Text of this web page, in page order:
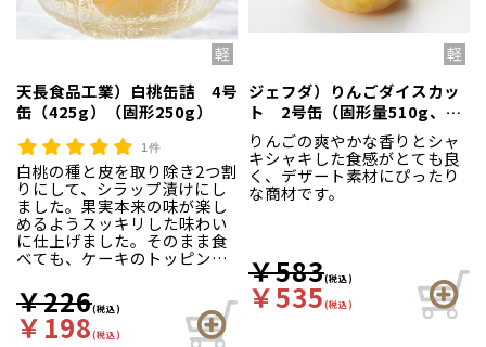
天長食品工業）白桃缶詰 4号
缶（425g）（固形250g）
1件
白桃の種と皮を取り除き2つ割
りにして、シラップ漬けにし
ました。果実本来の味が楽し
めるようスッキリした味わい
に仕上げました。そのまま食
べても、ケーキのトッピング
やすいイージーオープン缶。
￥226(税込)
￥198(税込)
ジェフダ）りんごダイスカッ
ト 2号缶（固形量510g、内
容総量850g）
りんごの爽やかな香りとシャ
キシャキした食感がとても良
く、デザート素材にぴったり
な商材です。
￥583(税込)
￥535(税込)